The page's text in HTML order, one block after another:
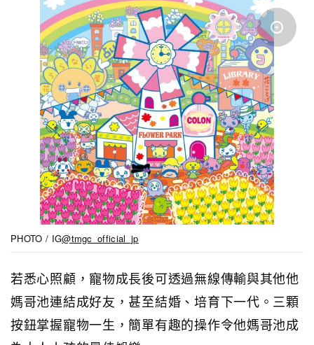
PHOTO / IG@tmgc_official_jp
若悉心照顧，寵物成長後可透過無線傳輸與其他他
媽哥池連結成好友，甚至結婚、培育下一代。三顆
按鈕掌握寵物一生，簡單有趣的操作令他媽哥池成